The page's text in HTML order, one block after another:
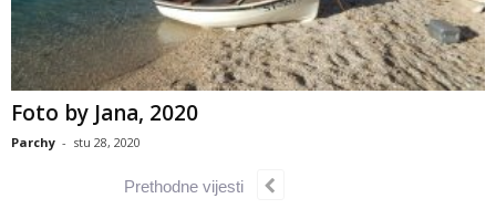
Foto by Jana, 2020
Parchy - stu 28, 2020
Prethodne vijesti